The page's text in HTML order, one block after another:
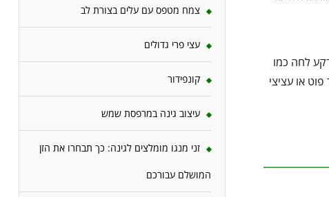
לחה כמו
או עציצי
צמח מטפס עם עלים בצורת לב
עצי פרי גדולים
קונפידור
עיצוב גינה במרפסת שמש
זני מנגו מומלצים לגינה: כך תבחרו את הזן
המושלם עבורכם